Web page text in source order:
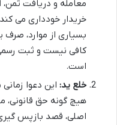
معامله و دریافت ثمن،
خریدار خودداری می
بسیاری از موارد، صرف
کافی نیست و ثبت
است.
خلع ید: این دعوا
هیچ گونه حق قانونی،
اصلی، قصد بازپس